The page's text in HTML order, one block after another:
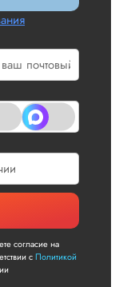
согласие на
сПолитикой